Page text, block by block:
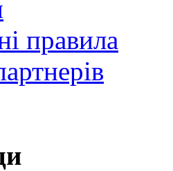
правила